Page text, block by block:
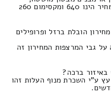
באינטגרציה של הרמה ומארז המחיר הינו 640 ומקסימום 260
הובלת ברזל ופרופילים
גבי המרצפות המחירון זה
ברכה?
ע"י השכרת מנוף העלות זהו